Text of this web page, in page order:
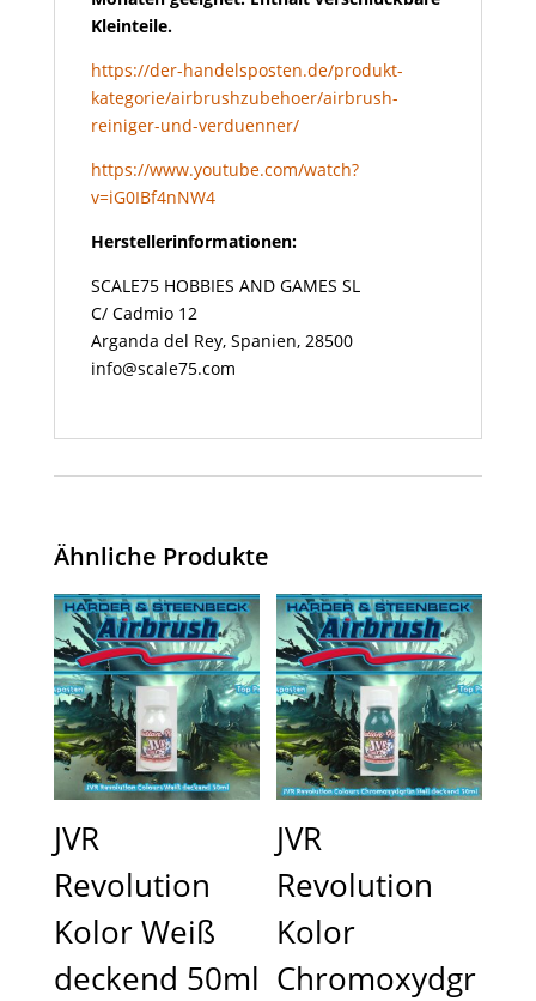
Kleinteile.
https://der-handelsposten.de/produkt-
kategorie/airbrushzubehoer/airbrush-
reiniger-und-verduenner/
https://www.youtube.com/watch?
v=iG0IBf4nNW4
Herstellerinformationen:
SCALE75 HOBBIES AND GAMES SL
C/ Cadmio 12
Arganda del Rey, Spanien, 28500
info@scale75.com
Ähnliche Produkte
JVR
Revolution
Kolor Weiß
deckend 50ml
JVR
Revolution
Kolor
Chromoxydgr